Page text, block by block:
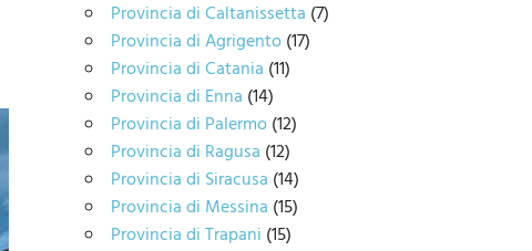
Provincia di Caltanissetta (7)
Provincia di Agrigento(17)
Provincia di Catania (11)
Provincia di Enna (14)
Provincia di Palermo(12)
Provincia di Ragusa (12)
Provincia di Siracusa (14)
Provincia di Messina (15)
Provincia di Trapani (15)